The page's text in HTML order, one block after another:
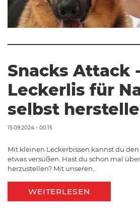
Snacks Attack -
Leckerlis für
selbst
15.09.2024 - 00:15
Mit kleinen Leckerbissen kannst du
etwas versüßen. Hast du schon mal
herzustellen? Mit unseren…
WEITERLESEN